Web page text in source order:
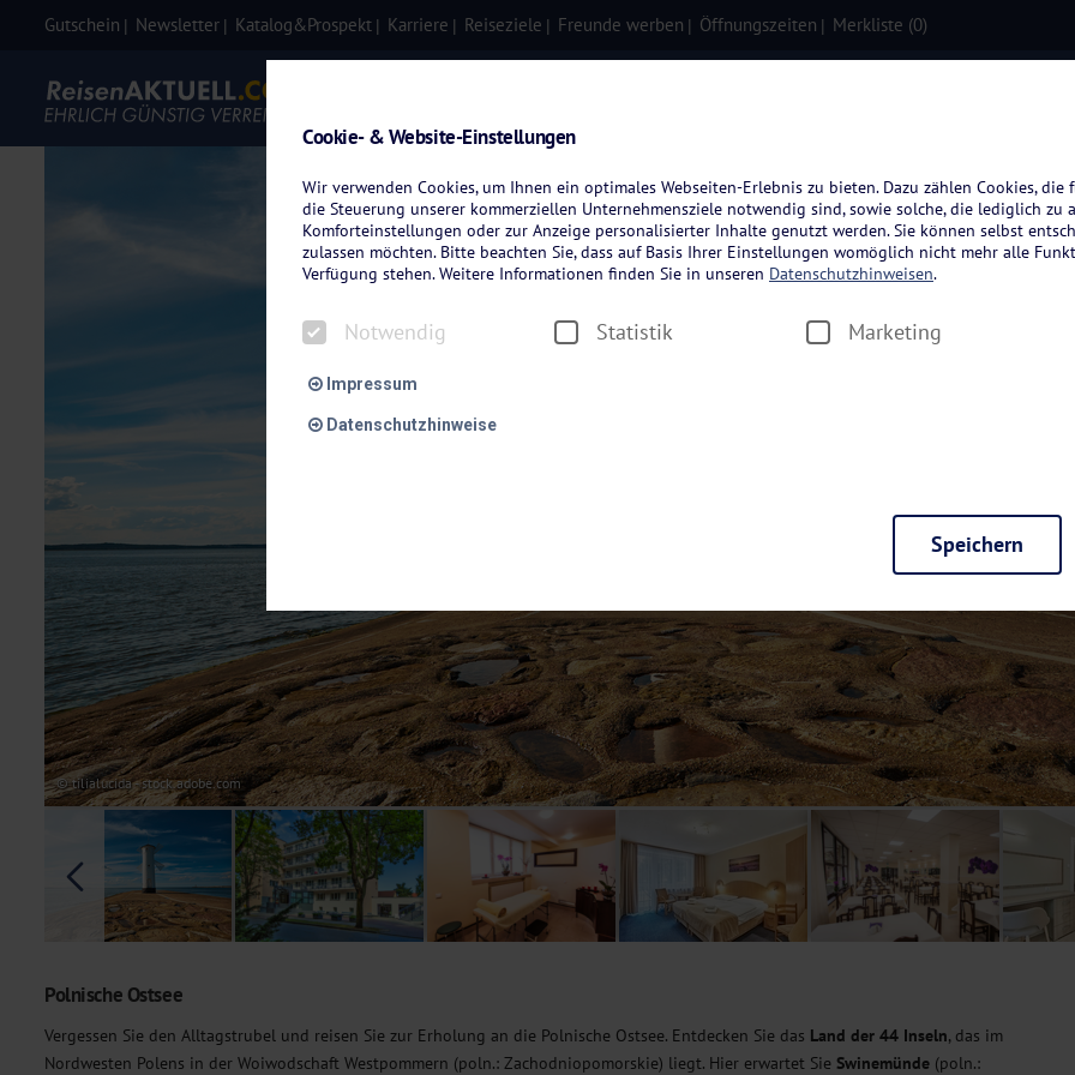
Gutschein Newsletter Katalog&Prospekt Karriere Reiseziele Freunde werben Öffnungszeiten Merkliste (0)
© tilialucida - stock.adobe.com
Polnische Ostsee
Vergessen Sie den Alltagstrubel und reisen Sie zur Erholung an die Polnische Ostsee. Entdecken Sie das Land der 44 Inseln, das im
Nordwesten Polens in der Woiwodschaft Westpommern (poln.: Zachodniopomorskie) liegt. Hier erwartet Sie Swinemünde (poln.:
Cookie- & Website-Einstellungen
Wir verwenden Cookies, um Ihnen ein optimales Webseiten-Erlebnis zu bieten. Dazu zählen Cookies,
die Steuerung unserer kommerziellen Unternehmensziele notwendig sind, sowie solche, die lediglich zu
Komforteinstellungen oder zur Anzeige personalisierter Inhalte genutzt werden. Sie können selbst
zulassen möchten. Bitte beachten Sie, dass auf Basis Ihrer Einstellungen womöglich nicht mehr alle
Verfügung stehen. Weitere Informationen finden Sie in unseren Datenschutzhinweisen.
Notwendig Statistik Marketing
Impressum
Datenschutzhinweise
Diese Cookies sind für den Betrieb der Seite unbedingt notwendig und ermöglichen beispielsweise
möchten, um Ihnen unsere Dienste bei einem erneuten Besuch unserer Seite schneller zur Verfügung zu
Statistik
Um unser Angebot und unsere Webseite weiter zu verbessern, erfassen wir anonymisierte Daten für
dieser Cookies können wir beispielsweise die Besucherzahlen und den Effekt bestimmter Seiten unseres
unsere Inhalte optimieren. Wir nutzen hierfür Dienste von Google und Facebook. Durch diese Dienste
Übermittlung, der auf unsere Website erfassten Daten, kommen. Weitere Hinweise zu der Verarbeitung
Datenschutzhinweisen. Sie können Ihre Einwilligung jederzeit in den Cookie-Einstellungen widerrufen.
Marketing
Diese Cookies werden genutzt, um Ihnen personalisierte Inhalte, passend zu Ihren Interessen anzuzeigen.
Speichern